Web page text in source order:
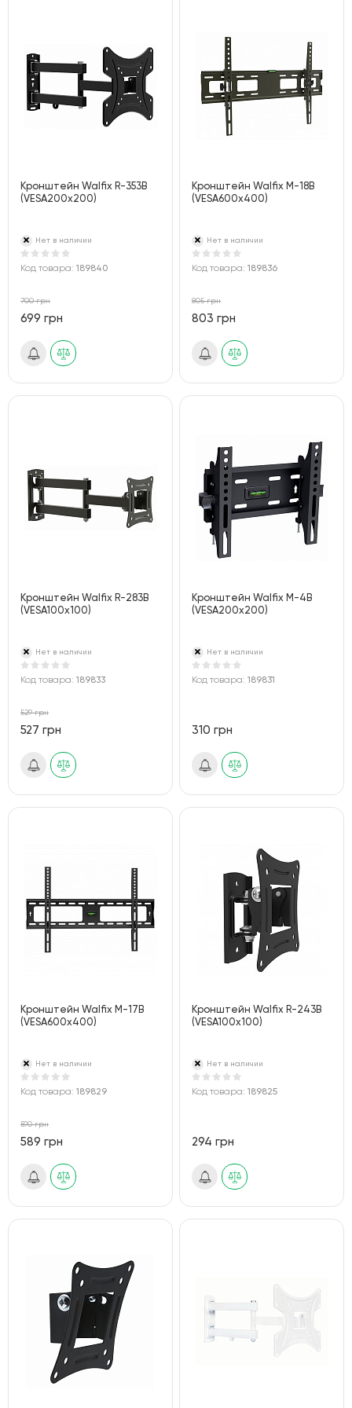
Кронштейн Walfix R-353B
(VESA200х200)
Нет в наличии
Код товара: 189840
700 грн
699 грн
Кронштейн Walfix M-18B
(VESA600х400)
Нет в наличии
Код товара:189836
805 грн
803 грн
Кронштейн Walfix R-283B
(VESA100х100)
Нет в наличии
Код товара: 189833
529 грн
527 грн
Кронштейн Walfix M-4B
(VESA200х200)
Нет в наличии
Код товара:189831
310 грн
Кронштейн Walfix M-17B
(VESA600х400)
Нет в наличии
Код товара: 189829
590 грн
589 грн
Кронштейн Walfix R-243B
(VESA100х100)
Нет в наличии
Код товара:189825
294 грн